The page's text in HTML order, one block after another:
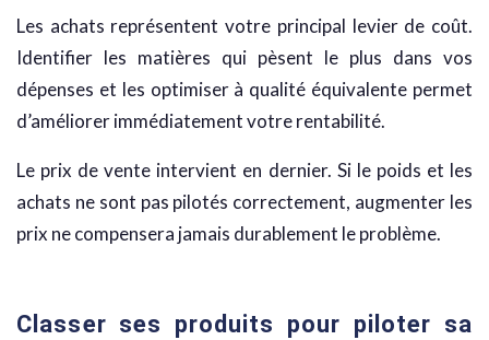
Les achats représentent votre principal levier de coût.
Identifier les matières qui pèsent le plus dans vos
dépenses et les optimiser à qualité équivalente permet
d’améliorer immédiatement votre rentabilité.
Le prix de vente intervient en dernier. Si le poids et les
achats ne sont pas pilotés correctement, augmenter les
prix ne compensera jamais durablement le problème.
Classer ses produits pour piloter sa